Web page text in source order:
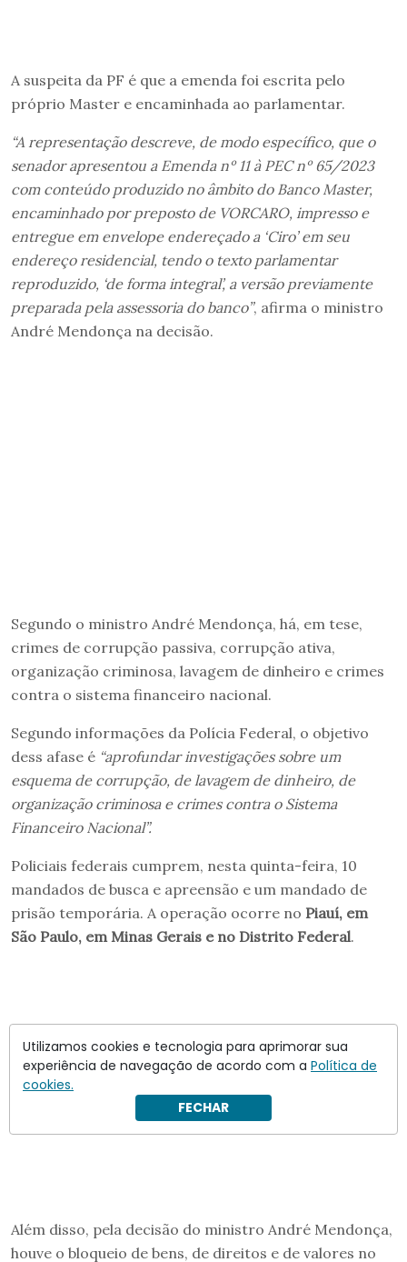
A suspeita da PF é que a emenda foi escrita pelo
próprio Master e encaminhada ao parlamentar.
“A representação descreve, de modo específico, que o
senador apresentou a Emenda nº 11 à PEC nº 65/2023
com conteúdo produzido no âmbito do Banco Master,
encaminhado por preposto de VORCARO, impresso e
entregue em envelope endereçado a ‘Ciro’ em seu
endereço residencial, tendo o texto parlamentar
reproduzido, ‘de forma integral’, a versão previamente
preparada pela assessoria do banco”, afirma o ministro
André Mendonça na decisão.
Segundo o ministro André Mendonça, há, em tese,
crimes de corrupção passiva, corrupção ativa,
organização criminosa, lavagem de dinheiro e crimes
contra o sistema financeiro nacional.
Segundo informações da Polícia Federal, o objetivo
dess afase é “aprofundar investigações sobre um
esquema de corrupção, de lavagem de dinheiro, de
organização criminosa e crimes contra o Sistema
Financeiro Nacional”.
Policiais federais cumprem, nesta quinta-feira, 10
mandados de busca e apreensão e um mandado de
prisão temporária. A operação ocorre no Piauí, em
São Paulo, em Minas Gerais e no Distrito Federal.
Além disso, pela decisão do ministro André Mendonça,
houve o bloqueio de bens, de direitos e de valores no
Utilizamos cookies e tecnologia para aprimorar sua
experiência de navegação de acordo com a Política de
cookies.
FECHAR